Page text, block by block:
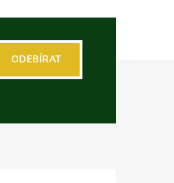
ODEBÍRAT